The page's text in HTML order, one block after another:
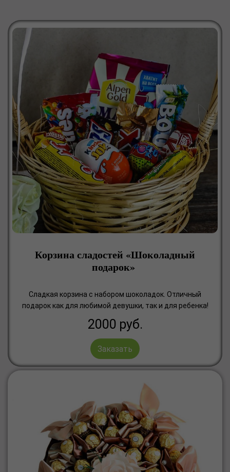
Корзина сладостей «Шоколадный
подарок»
Сладкая корзина с набором шоколадок. Отличный
подарок как для любимой девушки, так и для ребенка!
2000 руб.
Заказать